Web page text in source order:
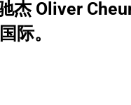
杰 Oliver
际。